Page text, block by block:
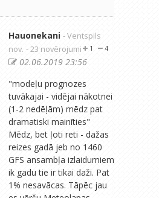
Hauonekani - Ventspils
nov. - 23 novērojumi 4
1
02.06.2019 23:56
"modeļu prognozes
tuvākajai - vidējai nākotnei
(1-2 nedēļām) mēdz pat
dramatiski mainīties"
Mēdz, bet ļoti reti - dažas
reizes gadā jeb no 1460
GFS ansambļa izlaidumiem
ik gadu tie ir tikai daži. Pat
1% nesavācas. Tāpēc jau